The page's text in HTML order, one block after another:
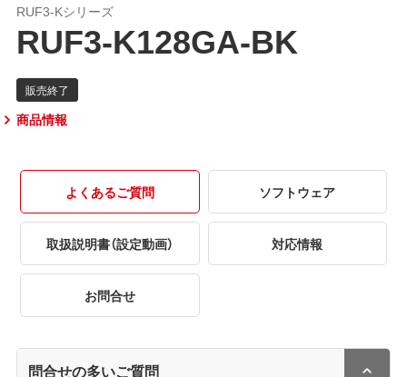
RUF3-Kシリーズ
RUF3-K128GA-BK
商品情報
よくあるご質問 ソフトウェア
取扱説明書（設定動画） 対応情報
お問合せ
問合せの多いご質問